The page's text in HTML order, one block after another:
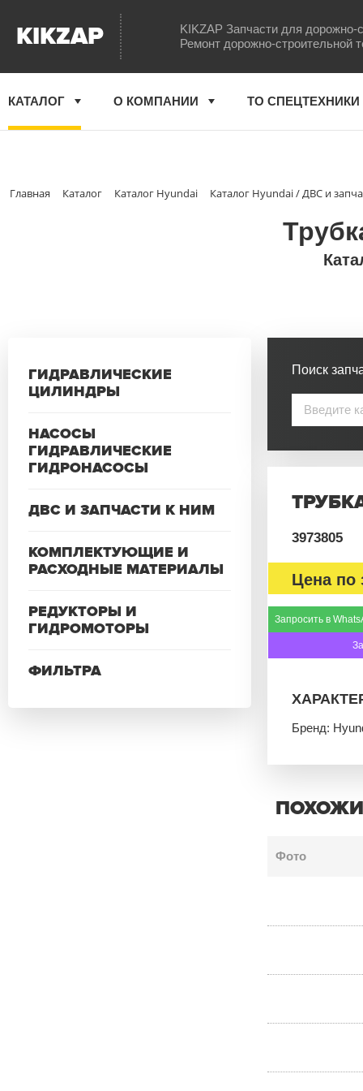
KIKZAP
KIKZAP Запчасти для дорожно-
Ремонт дорожно-строительной
КАТАЛОГ О КОМПАНИИ ТО СПЕЦТЕХНИКИ
Главная Каталог Каталог Hyundai Каталог Hyundai / ДВС и
ГИДРАВЛИЧЕСКИЕ
ЦИЛИНДРЫ
НАСОСЫ
ГИДРАВЛИЧЕСКИЕ
ГИДРОНАСОСЫ
ДВС И ЗАПЧАСТИ К НИМ
КОМПЛЕКТУЮЩИЕ И
РАСХОДНЫЕ МАТЕРИАЛЫ
РЕДУКТОРЫ И
ГИДРОМОТОРЫ
ФИЛЬТРА
Поиск
3973805
Цена по
Запросить в
Бренд:
Фото